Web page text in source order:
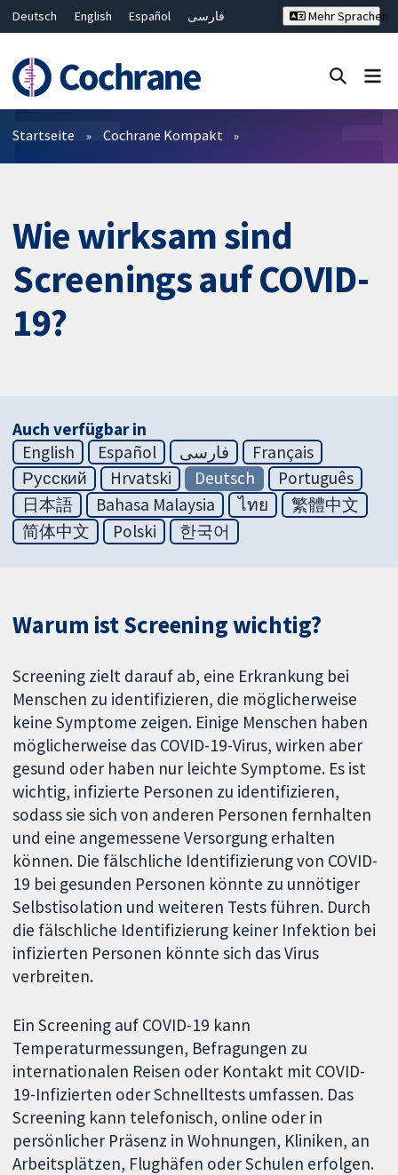
Deutsch English Español
فارسی
Bahasa Malaysia
ไทย
繁體中文
简体中文
Mehr Sprachen
Filter
Startseite Cochrane Kompakt
Wie wirksam sind
Screenings auf COVID-
19?
Auch verfügbar in
English
Español فارسی
Français
Русский
Hrvatski Deutsch
Português
日本語
Bahasa Malaysia ไทย
繁體中文
简体中文
Polski 한국어
Warum ist Screening wichtig?
Screening zielt darauf ab, eine Erkrankung bei
Menschen zu identifizieren, die möglicherweise
keine Symptome zeigen. Einige Menschen haben
möglicherweise das COVID-19-Virus, wirken aber
gesund oder haben nur leichte Symptome. Es ist
wichtig, infizierte Personen zu identifizieren,
sodass sie sich von anderen Personen fernhalten
und eine angemessene Versorgung erhalten
können. Die fälschliche Identifizierung von COVID-
19 bei gesunden Personen könnte zu unnötiger
Selbstisolation und weiteren Tests führen. Durch
die fälschliche Identifizierung keiner Infektion bei
infizierten Personen könnte sich das Virus
verbreiten.
Ein Screening auf COVID-19 kann
Temperaturmessungen, Befragungen zu
internationalen Reisen oder Kontakt mit COVID-
19-Infizierten oder Schnelltests umfassen. Das
Screening kann telefonisch, online oder in
persönlicher Präsenz in Wohnungen, Kliniken, an
Arbeitsplätzen, Flughäfen oder Schulen erfolgen.